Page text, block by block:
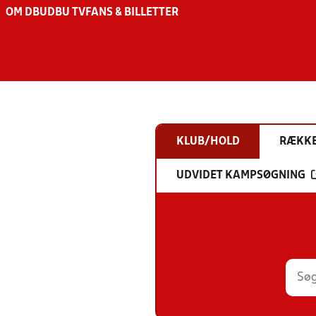
OM DBU DBU TV FANS & BILLETTER
KLUB/HOLD
UDVIDET KAMPSØGNING